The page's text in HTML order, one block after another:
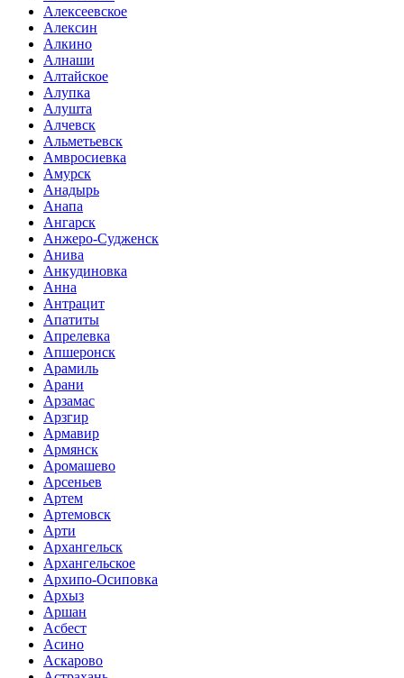
Алексеевское
Алексин
Алкино
Алнаши
Алтайское
Алупка
Алушта
Алчевск
Альметьевск
Амвросиевка
Амурск
Анадырь
Анапа
Ангарск
Анжеро-Судженск
Анива
Анкудиновка
Анна
Антрацит
Апатиты
Апрелевка
Апшеронск
Арамиль
Арани
Арзамас
Арзгир
Армавир
Армянск
Аромашево
Арсеньев
Артем
Артемовск
Арти
Архангельск
Архангельское
Архипо-Осиповка
Архыз
Аршан
Асбест
Асино
Аскарово